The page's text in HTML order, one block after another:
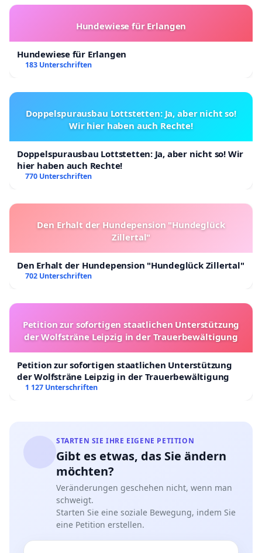
Hundewiese für Erlangen
Hundewiese für Erlangen
183 Unterschriften
Doppelspurausbau Lottstetten: Ja, aber nicht so!
Wir hier haben auch Rechte!
Doppelspurausbau Lottstetten: Ja, aber nicht so! Wir
hier haben auch Rechte!
770 Unterschriften
Den Erhalt der Hundepension "Hundeglück
Zillertal"
Den Erhalt der Hundepension "Hundeglück Zillertal"
702 Unterschriften
Petition zur sofortigen staatlichen Unterstützung
der Wolfsträne Leipzig in der Trauerbewältigung
Petition zur sofortigen staatlichen Unterstützung
der Wolfsträne Leipzig in der Trauerbewältigung
1 127 Unterschriften
STARTEN SIE IHRE EIGENE PETITION
Gibt es etwas, das Sie ändern
möchten?
Veränderungen geschehen nicht, wenn man
schweigt.
Starten Sie eine soziale Bewegung, indem Sie
eine Petition erstellen.